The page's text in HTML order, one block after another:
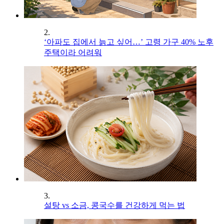
2.
‘아파도 집에서 늙고 싶어…’ 고령 가구 40% 노후
주택이라 어려워
3.
설탕 vs 소금, 콩국수를 건강하게 먹는 법